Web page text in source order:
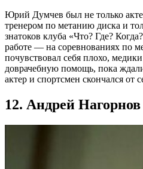
Юрий Думчев был не только
тренером по метанию диска и
знатоков клуба «Что? Где?
работе — на соревнованиях по
почувствовал себя плохо,
доврачебную помощь, пока
актер и спортсмен скончался от
12. Андрей Нагорнов